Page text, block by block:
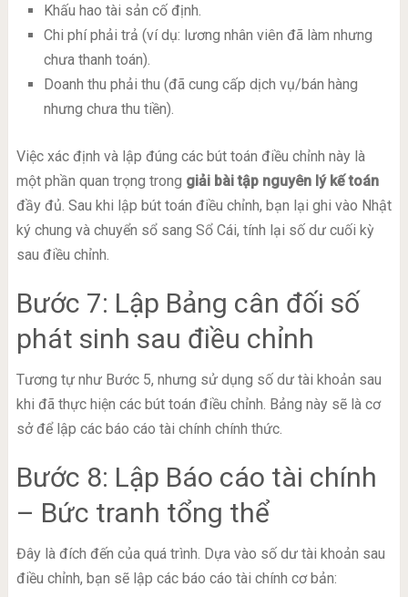
Khấu hao tài sản cố định.
Chi phí phải trả (ví dụ: lương nhân viên đã làm nhưng
chưa thanh toán).
Doanh thu phải thu (đã cung cấp dịch vụ/bán hàng
nhưng chưa thu tiền).
Việc xác định và lập đúng các bút toán điều chỉnh này là
một phần quan trọng trong giải bài tập nguyên lý kế toán
đầy đủ. Sau khi lập bút toán điều chỉnh, bạn lại ghi vào Nhật
ký chung và chuyển sổ sang Sổ Cái, tính lại số dư cuối kỳ
sau điều chỉnh.
Bước 7: Lập Bảng cân đối số
phát sinh sau điều chỉnh
Tương tự như Bước 5, nhưng sử dụng số dư tài khoản sau
khi đã thực hiện các bút toán điều chỉnh. Bảng này sẽ là cơ
sở để lập các báo cáo tài chính chính thức.
Bước 8: Lập Báo cáo tài chính
– Bức tranh tổng thể
Đây là đích đến của quá trình. Dựa vào số dư tài khoản sau
điều chỉnh, bạn sẽ lập các báo cáo tài chính cơ bản: